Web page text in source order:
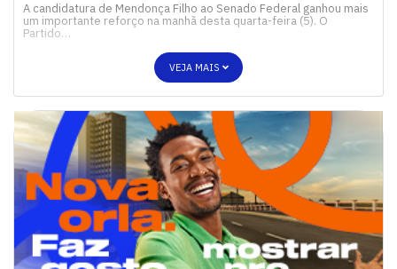
A candidatura de Mendonça Filho ao Senado Federal ganhou mais
um importante reforço na manhã desta quarta-feira (5). O
Partido…
VEJA MAIS